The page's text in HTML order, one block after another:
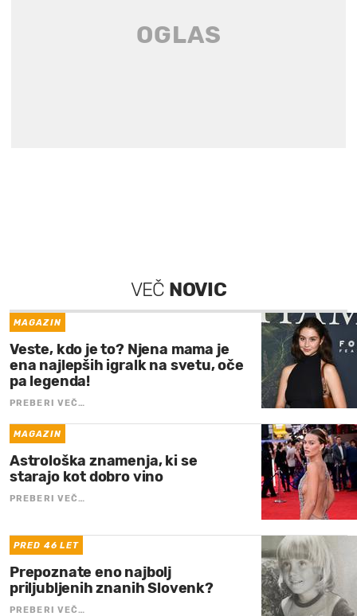
VEČ NOVIC
MAGAZIN
Veste, kdo je to? Njena mama je
ena najlepših igralk na svetu, oče
pa legenda!
PREBERI VEČ…
MAGAZIN
Astrološka znamenja, ki se
starajo kot dobro vino
PREBERI VEČ…
PRED 46 LET
Prepoznate eno najbolj
priljubljenih znanih Slovenk?
PREBERI VEČ…